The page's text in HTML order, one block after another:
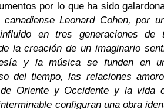
por lo que ha sido
Leonard Cohen, por
en tres generaciones de
la creación de un imaginario
y la música se funden en
del tiempo, las relaciones
Oriente y Occidente y la vida
configuran una obra